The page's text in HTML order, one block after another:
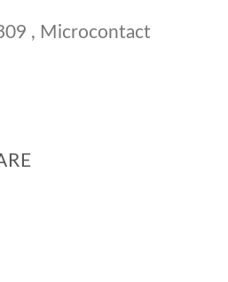
, Microcontact